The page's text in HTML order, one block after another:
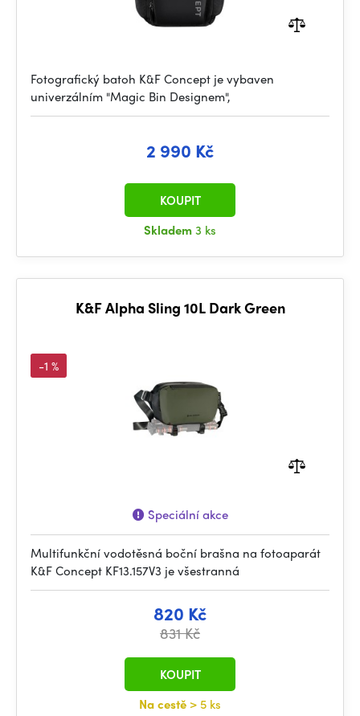
Fotografický batoh K&F Concept je vybaven
univerzálním "Magic Bin Designem",
2 990 Kč
Skladem3 ks
KOUPIT
K&F Alpha Sling 10L Dark Green
-1 %
Speciální akce
Multifunkční vodotěsná boční brašna na fotoaparát
K&F Concept KF13.157V3 je všestranná
820 Kč
831 Kč
Na cestě > 5 ks
KOUPIT